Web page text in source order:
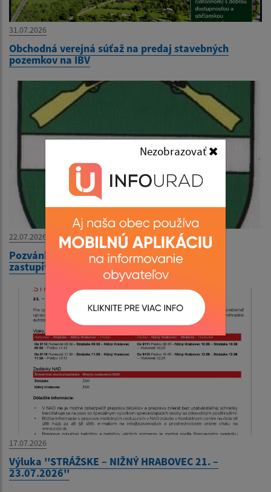
31.07.2026
Obchodná verejná súťaž na predaj stavebných
pozemkov na IBV
22.07.2026
Pozvánka na XXIV. zasadnutie obecného
zastupiteľstva
17.07.2026
Výluka ''STRÁŽSKE – NIŽNÝ HRABOVEC 21. –
23.07.2026''
Nezobrazovať